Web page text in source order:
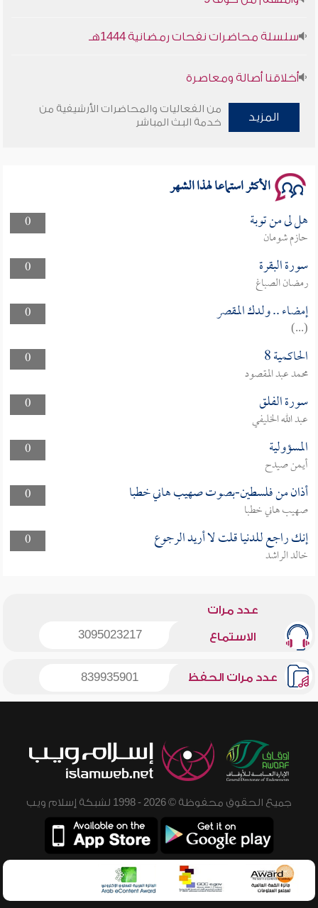
سلسلة محاضرات نفحات رمضانية 1444هـ
أخلاقنا أصالة ومعاصرة
وأمنهم من خوف 9
المزيد
من الفعاليات والمحاضرات الأرشيفية من
خدمة البث المباشر
الأكثر استماعا لهذا الشهر
0 هل لى من توبة
حازم شومان
0
سورة البقرة
رمضان الصباغ
0
إمضاء .. ولدك المقصر
(...)
0
الحاكمية 8
محمد عبد المقصود
0
سورة الفلق
عبد الله الخليفي
0
المسؤولية
أيمن صيدح
0
أذان من فلسطين-بصوت صهيب هاني خطبا
صهيب هاني خطبا
0
إنك راجع للدنيا قلت لا أريد الرجوع
خالد الراشد
عدد مرات
الاستماع 3095023217
عدد مرات الحفظ 839935901
جميع الحقوق محفوظة © 2026 - 1998 لشبكة إسلام ويب